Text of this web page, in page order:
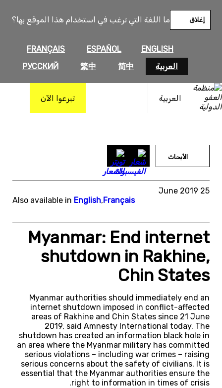
ما اللغة التي ترغب في استخدام هذا الموقع بها؟
ENGLISH
ESPAÑOL
FRANÇAIS
العربية
简中
繁中
РУССКИЙ
إغلاق
العربية تبرعوا الآن
المحتوى
الأبحاث
25 June 2019
Also available in English,Français
Myanmar: End internet
shutdown in Rakhine,
Chin States
Myanmar authorities should immediately end an
internet shutdown imposed in conflict-affected
areas of Rakhine and Chin States since 21 June
2019, said Amnesty International today. The
shutdown has created an information black hole in
an area where the Myanmar military has committed
serious violations – including war crimes – raising
serious concerns about the safety of civilians. It is
essential that the Myanmar authorities ensure the
right to information in times of crisis.